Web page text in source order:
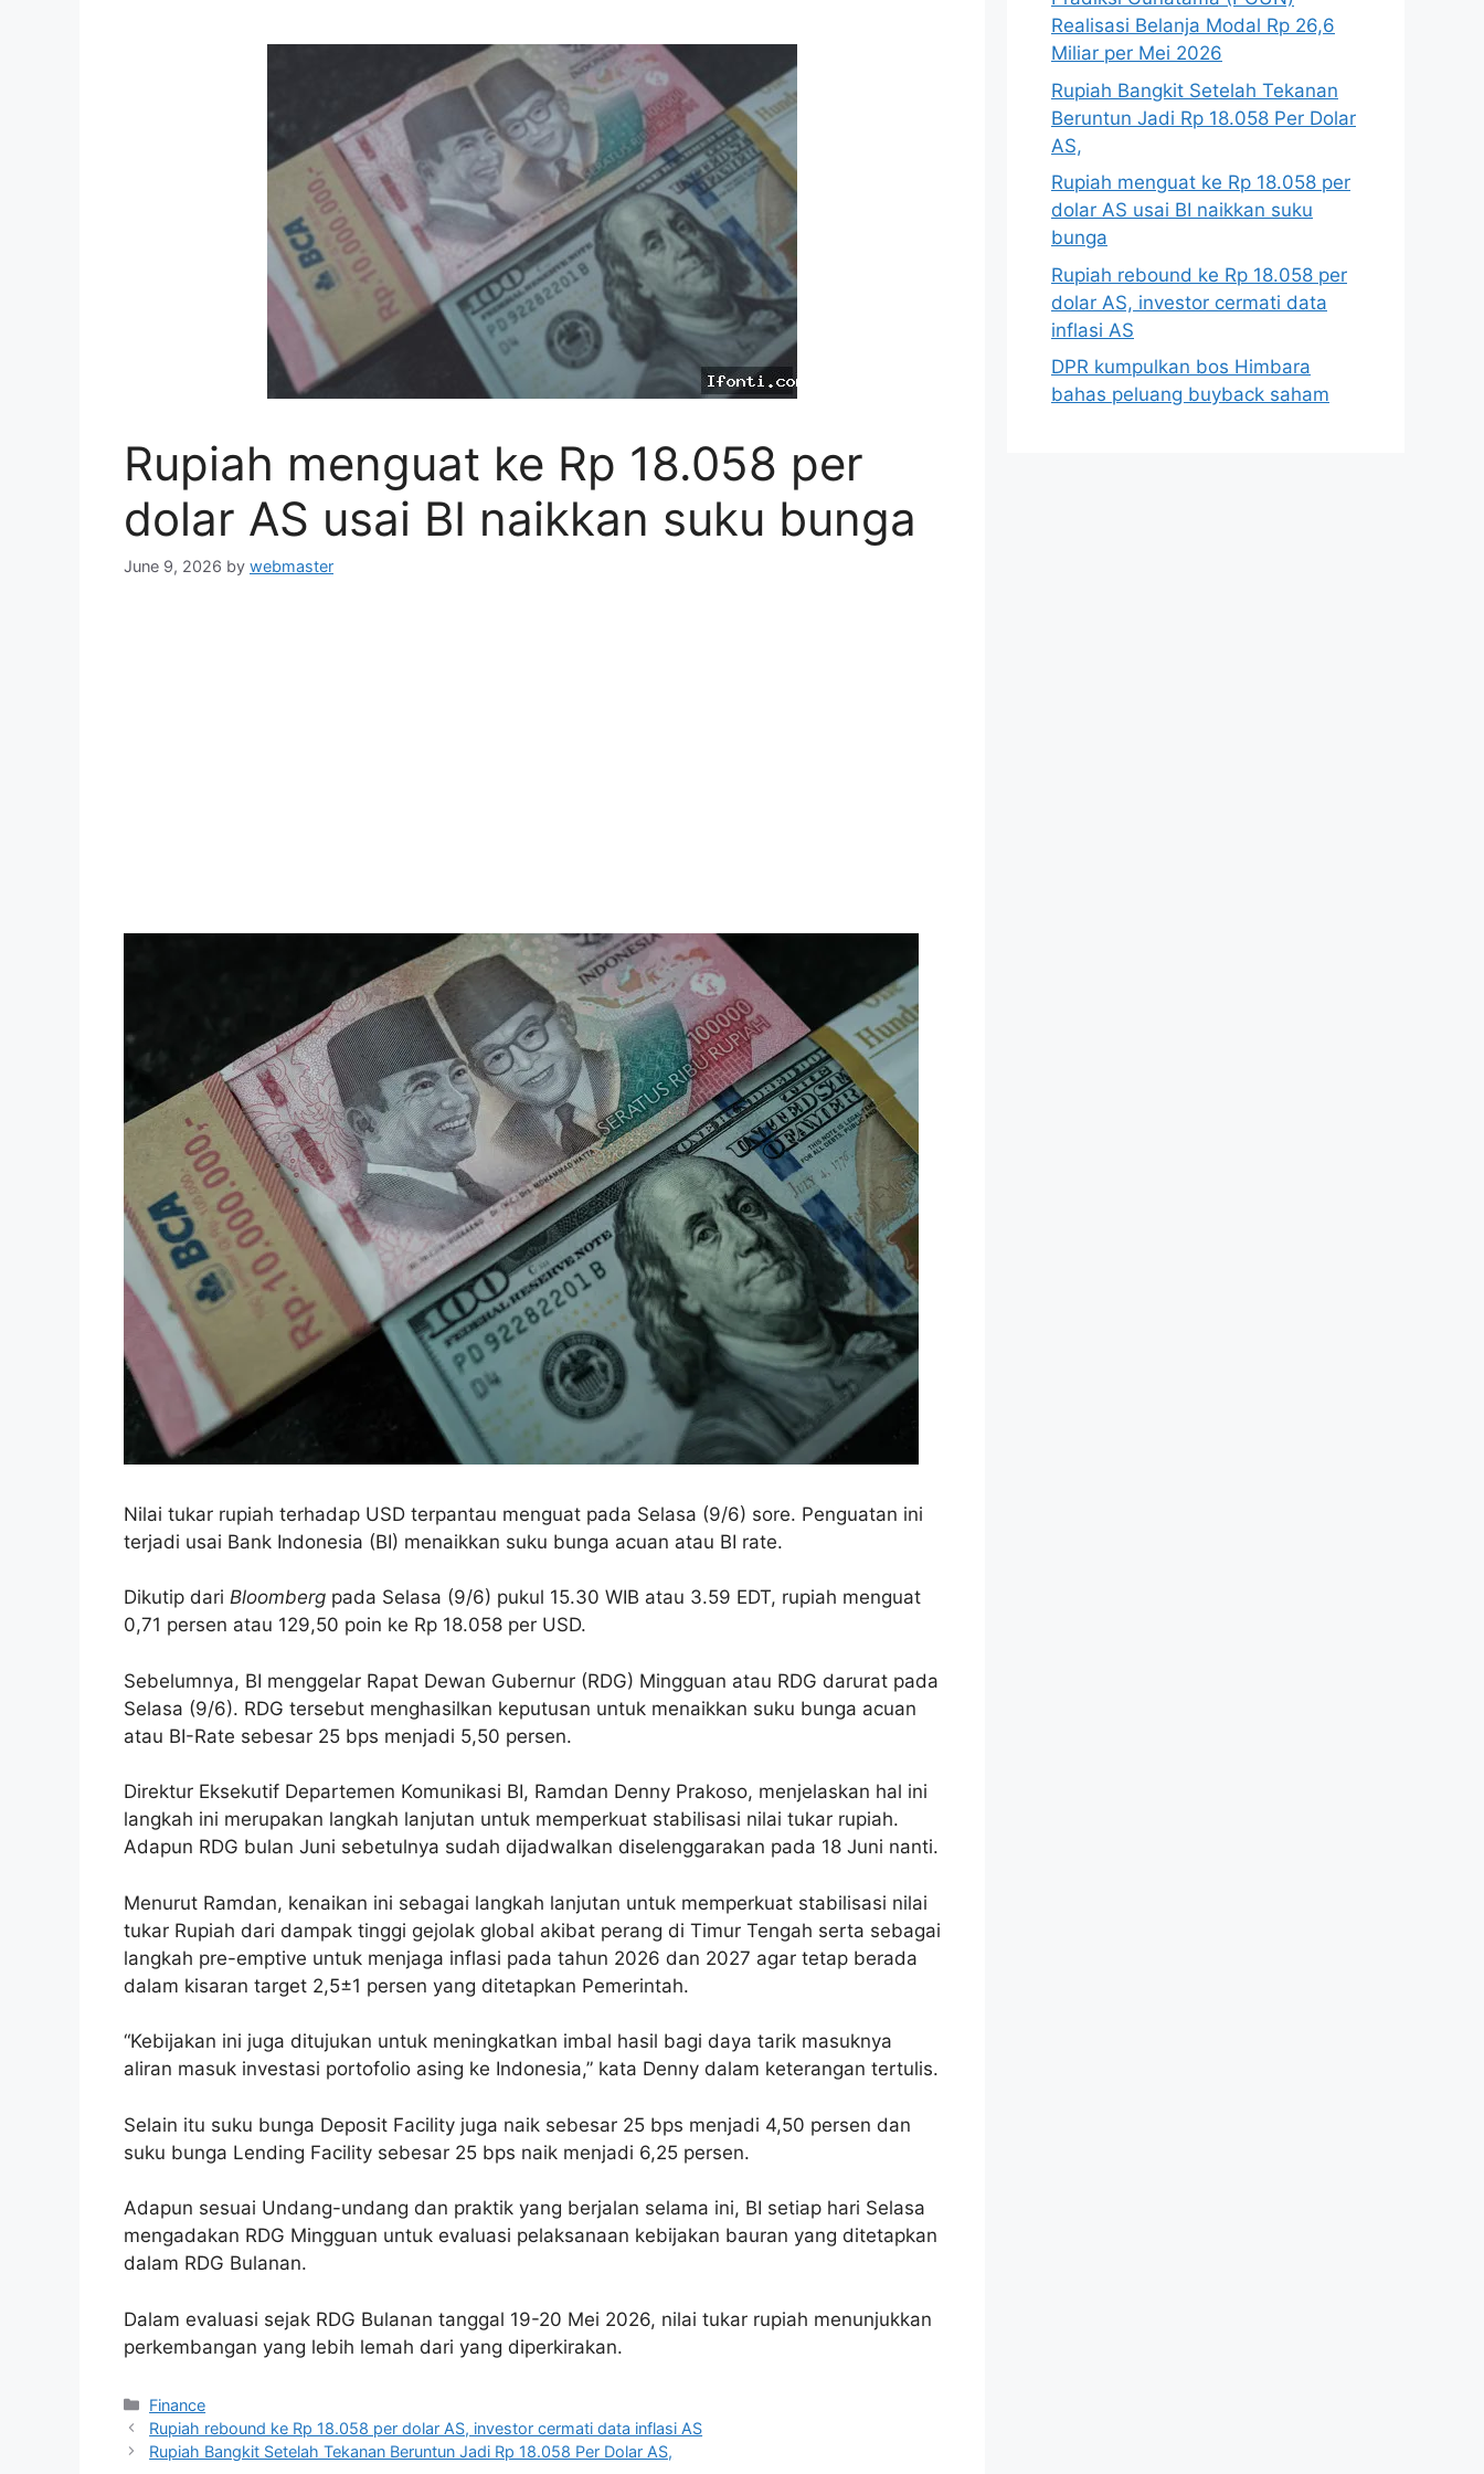
Rupiah menguat ke Rp 18.058 per
dolar AS usai BI naikkan suku bunga
June 9, 2026 by webmaster
Nilai tukar rupiah terhadap USD terpantau menguat pada Selasa (9/6) sore. Penguatan ini
terjadi usai Bank Indonesia (BI) menaikkan suku bunga acuan atau BI rate.
Dikutip dari Bloomberg pada Selasa (9/6) pukul 15.30 WIB atau 3.59 EDT, rupiah menguat
0,71 persen atau 129,50 poin ke Rp 18.058 per USD.
Sebelumnya, BI menggelar Rapat Dewan Gubernur (RDG) Mingguan atau RDG darurat pada
Selasa (9/6). RDG tersebut menghasilkan keputusan untuk menaikkan suku bunga acuan
atau BI-Rate sebesar 25 bps menjadi 5,50 persen.
Direktur Eksekutif Departemen Komunikasi BI, Ramdan Denny Prakoso, menjelaskan hal ini
langkah ini merupakan langkah lanjutan untuk memperkuat stabilisasi nilai tukar rupiah.
Adapun RDG bulan Juni sebetulnya sudah dijadwalkan diselenggarakan pada 18 Juni nanti.
Menurut Ramdan, kenaikan ini sebagai langkah lanjutan untuk memperkuat stabilisasi nilai
tukar Rupiah dari dampak tinggi gejolak global akibat perang di Timur Tengah serta sebagai
langkah pre-emptive untuk menjaga inflasi pada tahun 2026 dan 2027 agar tetap berada
dalam kisaran target 2,5±1 persen yang ditetapkan Pemerintah.
“Kebijakan ini juga ditujukan untuk meningkatkan imbal hasil bagi daya tarik masuknya
aliran masuk investasi portofolio asing ke Indonesia,” kata Denny dalam keterangan tertulis.
Selain itu suku bunga Deposit Facility juga naik sebesar 25 bps menjadi 4,50 persen dan
suku bunga Lending Facility sebesar 25 bps naik menjadi 6,25 persen.
Adapun sesuai Undang-undang dan praktik yang berjalan selama ini, BI setiap hari Selasa
mengadakan RDG Mingguan untuk evaluasi pelaksanaan kebijakan bauran yang ditetapkan
dalam RDG Bulanan.
Dalam evaluasi sejak RDG Bulanan tanggal 19-20 Mei 2026, nilai tukar rupiah menunjukkan
perkembangan yang lebih lemah dari yang diperkirakan.
Categories
Finance
Rupiah rebound ke Rp 18.058 per dolar AS, investor cermati data inflasi AS
Rupiah Bangkit Setelah Tekanan Beruntun Jadi Rp 18.058 Per Dolar AS,
Realisasi Belanja Modal Rp 26,6
Miliar per Mei 2026
Rupiah Bangkit Setelah Tekanan
Beruntun Jadi Rp 18.058 Per Dolar
AS,
Rupiah menguat ke Rp 18.058 per
dolar AS usai BI naikkan suku
bunga
Rupiah rebound ke Rp 18.058 per
dolar AS, investor cermati data
inflasi AS
DPR kumpulkan bos Himbara
bahas peluang buyback saham